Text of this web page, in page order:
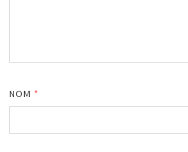
NOM *